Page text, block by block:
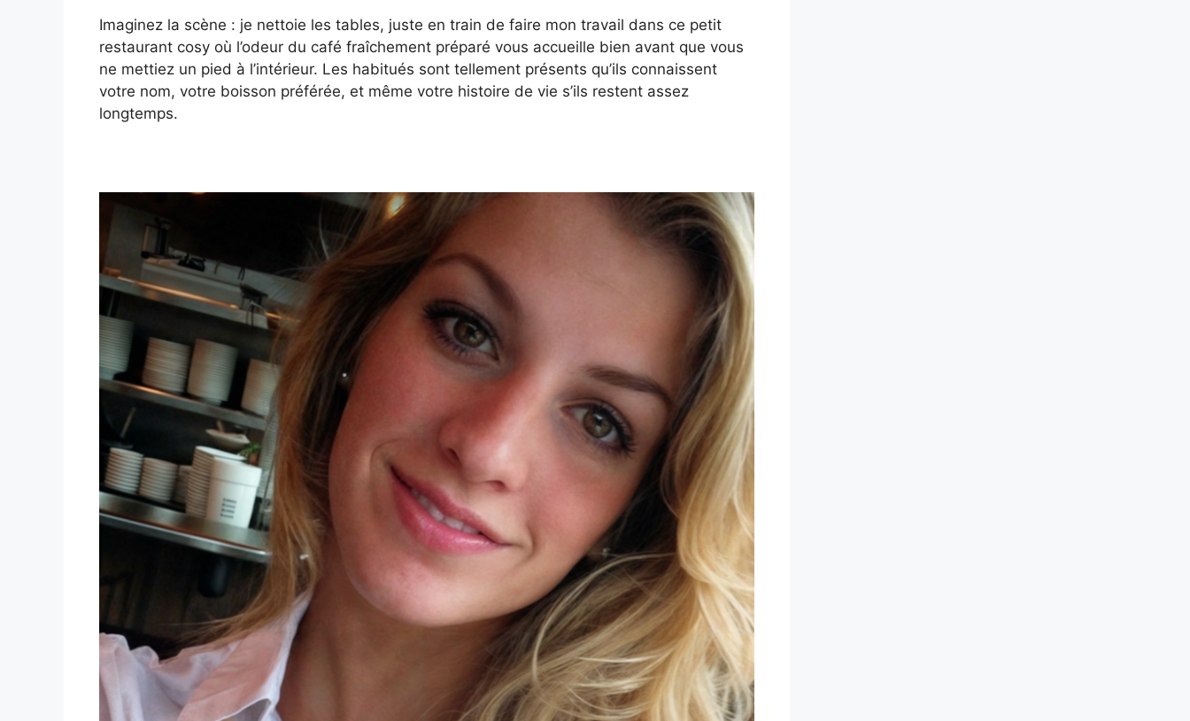
Imaginez la scène : je nettoie les tables, juste en train de faire mon travail dans ce petit
restaurant cosy où l’odeur du café fraîchement préparé vous accueille bien avant que vous
ne mettiez un pied à l’intérieur. Les habitués sont tellement présents qu’ils connaissent
votre nom, votre boisson préférée, et même votre histoire de vie s’ils restent assez
longtemps.